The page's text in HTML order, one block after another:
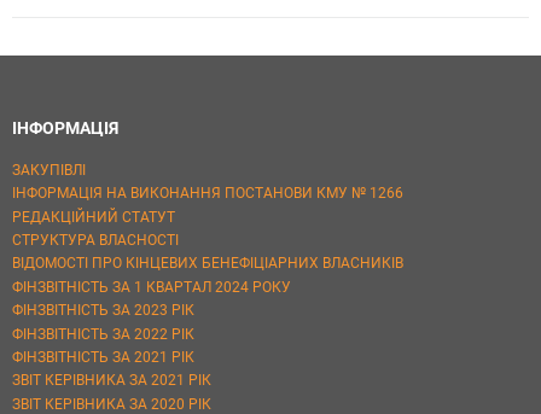
ІНФОРМАЦІЯ
ЗАКУПІВЛІ
ІНФОРМАЦІЯ НА ВИКОНАННЯ ПОСТАНОВИ КМУ № 1266
РЕДАКЦІЙНИЙ СТАТУТ
СТРУКТУРА ВЛАСНОСТІ
ВІДОМОСТІ ПРО КІНЦЕВИХ БЕНЕФІЦІАРНИХ ВЛАСНИКІВ
ФІНЗВІТНІСТЬ ЗА 1 КВАРТАЛ 2024 РОКУ
ФІНЗВІТНІСТЬ ЗА 2023 РІК
ФІНЗВІТНІСТЬ ЗА 2022 РІК
ФІНЗВІТНІСТЬ ЗА 2021 РІК
ЗВІТ КЕРІВНИКА ЗА 2021 РІК
ЗВІТ КЕРІВНИКА ЗА 2020 РІК